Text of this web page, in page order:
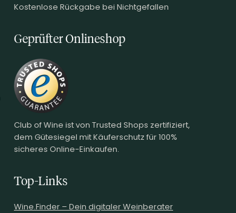
Kostenlose Rückgabe bei Nichtgefallen
Geprüfter Onlineshop
Club of Wine ist von Trusted Shops zertifiziert,
dem Gütesiegel mit Käuferschutz für 100%
sicheres Online-Einkaufen.
Top-Links
Wine.Finder – Dein digitaler Weinberater